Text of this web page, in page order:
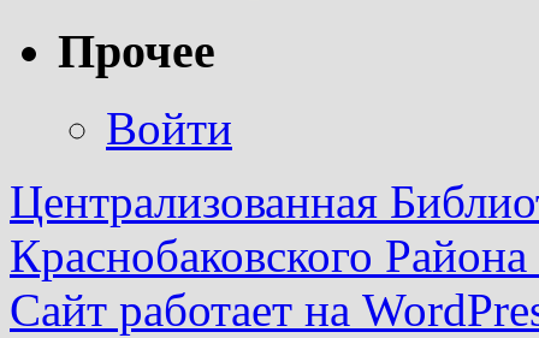
Прочее
Войти
Централизованная
Краснобаковского
Сайт работает на